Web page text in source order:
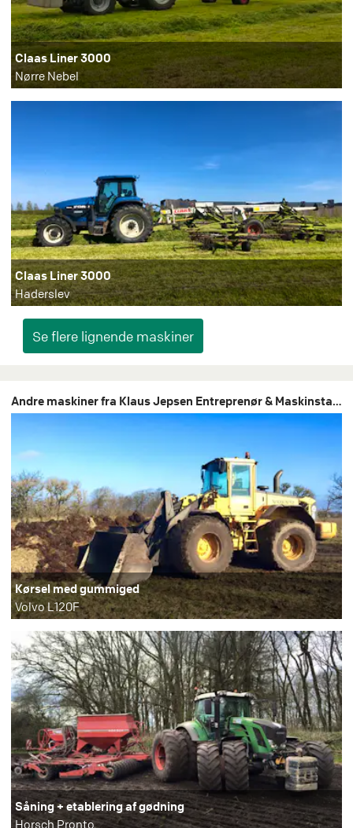
Claas Liner 3000
Nørre Nebel
Claas Liner 3000
Haderslev
Andre maskiner fra Klaus Jepsen Entreprenør & Maskinstation
Kørsel med gummiged
Volvo L120F
Såning + etablering af gødning
Horsch Pronto